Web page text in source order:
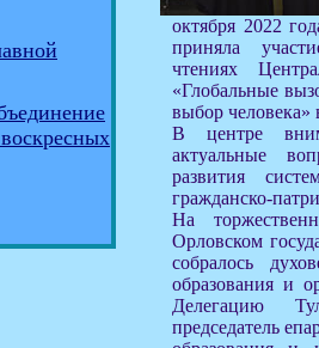
октября 2022
приняла
чтениях
«Глобальные
выбор человека»
В центре
актуальные
развития
гражданско-
На
Орловском
собралось
образования и
Делегацию
председатель